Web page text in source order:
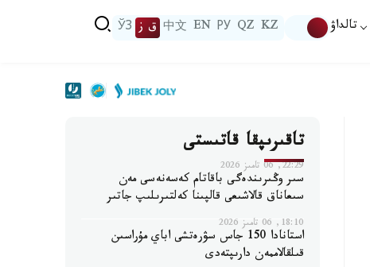
تالداۋ KZ
QZ
РУ
EN
中文 ق ز ЎЗ
تاقىرىپقا قاتىستى
22:29, 06 تامىز 2026
سىر وڭىرىندەگى باقاتام كەسەنەسى مەن
سىعاناق قالاشىعى قالپىنا كەلتىرىلىپ جاتىر
18:10, 06 تامىز 2026
استانادا 150 جاس سۋرەتشى اباي مۇراسىن
قىلقالاممەن دارىپتەدى